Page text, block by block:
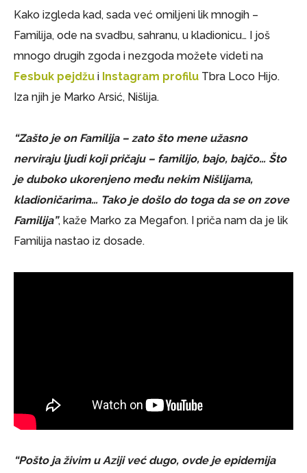
Kako izgleda kad, sada već omiljeni lik mnogih –
Familija, ode na svadbu, sahranu, u kladionicu… I još
mnogo drugih zgoda i nezgoda možete videti na
Fesbuk pejdžu i Instagram profilu Tbra Loco Hijo.
Iza njih je Marko Arsić, Nišlija.
“Zašto je on Familija – zato što mene užasno
nerviraju ljudi koji pričaju – familijo, bajo, bajčo… Što
je duboko ukorenjeno među nekim Nišlijama,
kladioničarima… Tako je došlo do toga da se on zove
Familija”, kaže Marko za Megafon. I priča nam da je lik
Familija nastao iz dosade.
“Pošto ja živim u Aziji već dugo, ovde je epidemija